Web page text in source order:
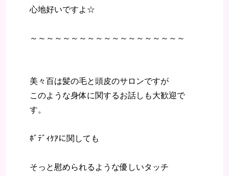
心地好いですよ☆
～～～～～～～～～～～～～～～～～～～
美々百は髪の毛と頭皮のサロンですが
このような身体に関するお話しも大歓迎で
す。
ﾎﾞﾃﾞｨｹｱに関しても
そっと慰められるような優しいタッチ